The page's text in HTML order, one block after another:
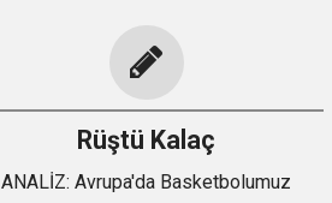
Rüştü Kalaç
ANALİZ: Avrupa'da Basketbolumuz